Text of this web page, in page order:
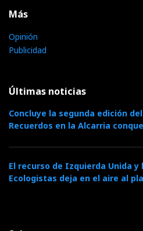
Más
Opinión
Publicidad
Últimas noticias
Concluye la segunda edición
Recuerdos en la Alcarria
El recurso de Izquierda Unida y
Ecologistas deja en el aire al